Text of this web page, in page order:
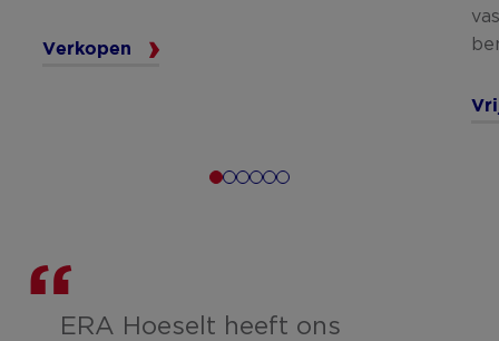
Verkopen
ERA Hoeselt heeft ons